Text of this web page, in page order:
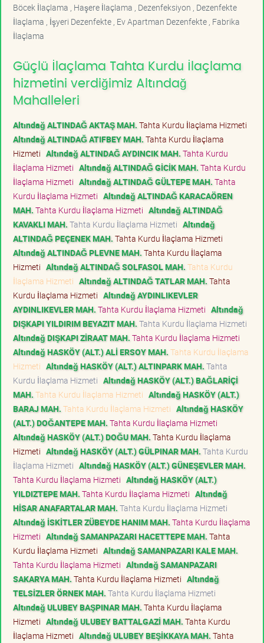
Böcek İlaçlama , Haşere İlaçlama , Dezenfeksiyon , Dezenfekte
İlaçlama , İşyeri Dezenfekte , Ev Apartman Dezenfekte , Fabrika
İlaçlama
Güçlü İlaçlama Tahta Kurdu İlaçlama
hizmetini verdiğimiz Altındağ
Mahalleleri
Altındağ ALTINDAĞ AKTAŞ MAH. Tahta Kurdu İlaçlama Hizmeti
Altındağ ALTINDAĞ ATIFBEY MAH. Tahta Kurdu İlaçlama
Hizmeti Altındağ ALTINDAĞ AYDINCIK MAH. Tahta Kurdu
İlaçlama Hizmeti Altındağ ALTINDAĞ GİCİK MAH. Tahta Kurdu
İlaçlama Hizmeti Altındağ ALTINDAĞ GÜLTEPE MAH. Tahta
Kurdu İlaçlama Hizmeti Altındağ ALTINDAĞ KARACAÖREN
MAH. Tahta Kurdu İlaçlama Hizmeti Altındağ ALTINDAĞ
KAVAKLI MAH. Tahta Kurdu İlaçlama Hizmeti Altındağ
ALTINDAĞ PEÇENEK MAH. Tahta Kurdu İlaçlama Hizmeti
Altındağ ALTINDAĞ PLEVNE MAH. Tahta Kurdu İlaçlama
Hizmeti Altındağ ALTINDAĞ SOLFASOL MAH. Tahta Kurdu
İlaçlama Hizmeti Altındağ ALTINDAĞ TATLAR MAH. Tahta
Kurdu İlaçlama Hizmeti Altındağ AYDINLIKEVLER
AYDINLIKEVLER MAH. Tahta Kurdu İlaçlama Hizmeti Altındağ
DIŞKAPI YILDIRIM BEYAZIT MAH. Tahta Kurdu İlaçlama Hizmeti
Altındağ DIŞKAPI ZİRAAT MAH. Tahta Kurdu İlaçlama Hizmeti
Altındağ HASKÖY (ALT.) ALİ ERSOY MAH. Tahta Kurdu İlaçlama
Hizmeti Altındağ HASKÖY (ALT.) ALTINPARK MAH. Tahta
Kurdu İlaçlama Hizmeti Altındağ HASKÖY (ALT.) BAĞLARİÇİ
MAH. Tahta Kurdu İlaçlama Hizmeti Altındağ HASKÖY (ALT.)
BARAJ MAH. Tahta Kurdu İlaçlama Hizmeti Altındağ HASKÖY
(ALT.) DOĞANTEPE MAH. Tahta Kurdu İlaçlama Hizmeti
Altındağ HASKÖY (ALT.) DOĞU MAH. Tahta Kurdu İlaçlama
Hizmeti Altındağ HASKÖY (ALT.) GÜLPINAR MAH. Tahta Kurdu
İlaçlama Hizmeti Altındağ HASKÖY (ALT.) GÜNEŞEVLER MAH.
Tahta Kurdu İlaçlama Hizmeti Altındağ HASKÖY (ALT.)
YILDIZTEPE MAH. Tahta Kurdu İlaçlama Hizmeti Altındağ
HİSAR ANAFARTALAR MAH. Tahta Kurdu İlaçlama Hizmeti
Altındağ İSKİTLER ZÜBEYDE HANIM MAH. Tahta Kurdu İlaçlama
Hizmeti Altındağ SAMANPAZARI HACETTEPE MAH. Tahta
Kurdu İlaçlama Hizmeti Altındağ SAMANPAZARI KALE MAH.
Tahta Kurdu İlaçlama Hizmeti Altındağ SAMANPAZARI
SAKARYA MAH. Tahta Kurdu İlaçlama Hizmeti Altındağ
TELSİZLER ÖRNEK MAH. Tahta Kurdu İlaçlama Hizmeti
Altındağ ULUBEY BAŞPINAR MAH. Tahta Kurdu İlaçlama
Hizmeti Altındağ ULUBEY BATTALGAZİ MAH. Tahta Kurdu
İlaçlama Hizmeti Altındağ ULUBEY BEŞİKKAYA MAH. Tahta